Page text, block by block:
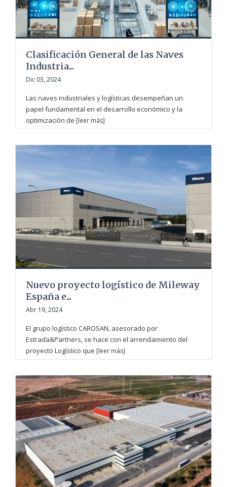
Clasificación General de las Naves
Industria...
Dic 03, 2024
Las naves industriales y logísticas desempeñan un
papel fundamental en el desarrollo económico y la
optimización de [leer más]
Nuevo proyecto logístico de Mileway
España e...
Abr 19, 2024
El grupo logístico CAROSAN, asesorado por
Estrada&Partners, se hace con el arrendamiento del
proyecto Logístico que [leer más]